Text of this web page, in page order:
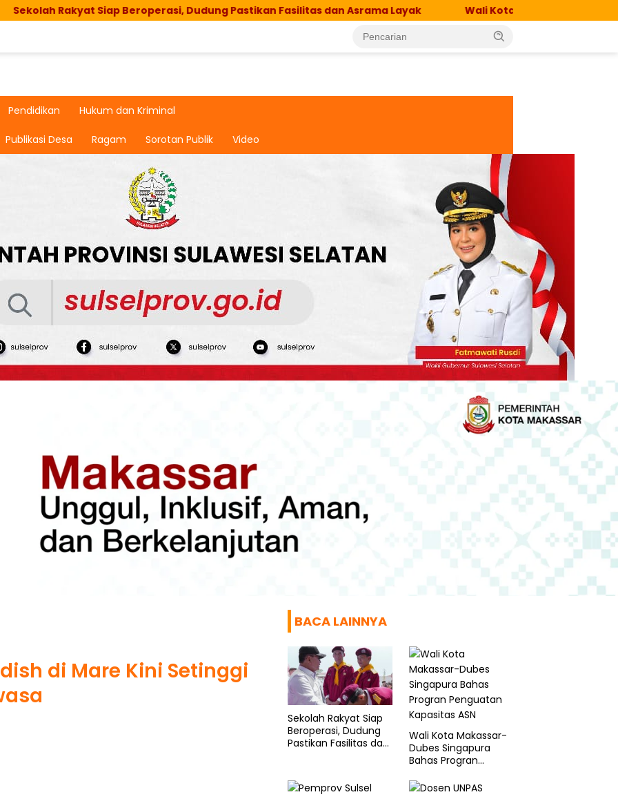
Rakyat Siap Beroperasi, Dudung Pastikan Fasilitas dan Asrama Layak Wali Kota Makassar-Dubes Singapura
Pendidikan Hukum dan Kriminal
Publikasi Desa Ragam Sorotan Publik Video
di Mare Kini Setinggi
BACA LAINNYA
Sekolah Rakyat Siap
Beroperasi, Dudung
Pastikan Fasilitas dan
Wali Kota Makassar-
Dubes Singapura
Bahas Progran
ASN